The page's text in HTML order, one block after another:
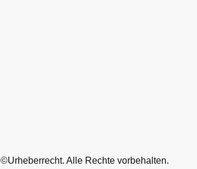
©Urheberrecht. Alle Rechte vorbehalten.